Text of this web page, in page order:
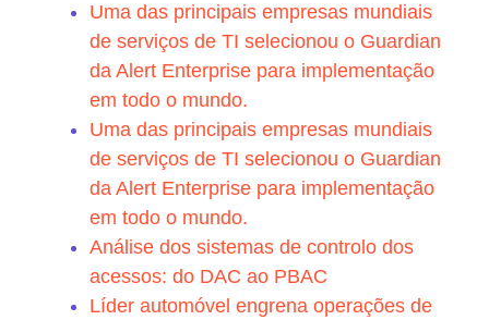
Uma das principais empresas mundiais
de serviços de TI selecionou o Guardian
da Alert Enterprise para implementação
em todo o mundo.
Uma das principais empresas mundiais
de serviços de TI selecionou o Guardian
da Alert Enterprise para implementação
em todo o mundo.
Análise dos sistemas de controlo dos
acessos: do DAC ao PBAC
Líder automóvel engrena operações de